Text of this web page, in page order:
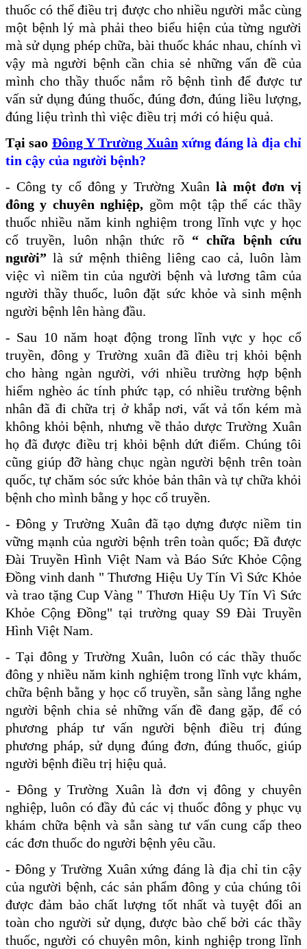
thuốc có thể điều trị được cho nhiều người mắc cùng
một bệnh lý mà phải theo biểu hiện của từng người
mà sử dụng phép chữa, bài thuốc khác nhau, chính vì
vậy mà người bệnh cần chia sẻ những vấn đề của
mình cho thầy thuốc nắm rõ bệnh tình để được tư
vấn sử dụng đúng thuốc, đúng đơn, đúng liều lượng,
đúng liệu trình thì việc điều trị mới có hiệu quả.
Tại sao Đông Y Trường Xuân xứng đáng là địa chỉ
tin cậy của người bệnh?
- Công ty cổ đông y Trường Xuânlà một đơn vị
đông y chuyên nghiệp, gồm một tập thể các thầy
thuốc nhiều năm kinh nghiệm trong lĩnh vực y học
cổ truyền, luôn nhận thức rõ “ chữa bệnh cứu
người” là sứ mệnh thiêng liêng cao cả, luôn làm
việc vì niềm tin của người bệnh và lương tâm của
người thầy thuốc, luôn đặt sức khỏe và sinh mệnh
người bệnh lên hàng đầu.
- Sau 10 năm hoạt động trong lĩnh vực y học cổ
truyền, đông y Trường xuân đã điều trị khỏi bệnh
cho hàng ngàn người, với nhiều trường hợp bệnh
hiểm nghèo ác tính phức tạp, có nhiều trường bệnh
nhân đã đi chữa trị ở khắp nơi, vất vả tốn kém mà
không khỏi bệnh, nhưng về thảo dược Trường Xuân
họ đã được điều trị khỏi bệnh dứt điểm. Chúng tôi
cũng giúp đỡhàng chục ngàn người bệnh trên toàn
quốc, tự chăm sóc sức khỏe bản thân và tự chữa khỏi
bệnh cho mình bằng y học cổ truyền.
- Đông y Trường Xuân đã tạo dựng được niềm tin
vững mạnh của người bệnh trên toàn quốc; Đã được
Đài Truyền Hình Việt Nam và Báo Sức Khỏe Cộng
Đồng vinh danh " Thương Hiệu Uy Tín Vì Sức Khỏe
và trao tặng Cup Vàng " Thươn Hiệu Uy Tín Vì Sức
Khỏe Cộng Đồng" tại trường quay S9 Đài Truyền
Hình Việt Nam.
- Tại đông y Trường Xuân, luôn có các thầy thuốc
đông y nhiều năm kinh nghiệm trong lĩnh vực khám,
chữa bệnh bằng y học cổ truyền, sẵn sàng lắng nghe
người bệnh chia sẻ những vấn đề đang gặp, để có
phương pháp tư vấn người bệnh điều trị đúng
phương pháp, sử dụng đúng đơn, đúng thuốc, giúp
người bệnh điều trị hiệu quả.
- Đông y Trường Xuân là đơn vị đông y chuyên
nghiệp, luôn có đầy đủ các vị thuốc đông y phục vụ
khám chữa bệnh và sẵn sàng tư vấn cung cấp theo
các đơn thuốc do người bệnh yêu cầu.
- Đông y Trường Xuân xứng đáng là địa chỉ tin cậy
của người bệnh, các sản phẩm đông y của chúng tôi
được đảm bảo chất lượng tốt nhất và tuyệt đối an
toàn cho người sử dụng, được bào chế bởi các thầy
thuốc, người có chuyên môn, kinh nghiệp trong lĩnh